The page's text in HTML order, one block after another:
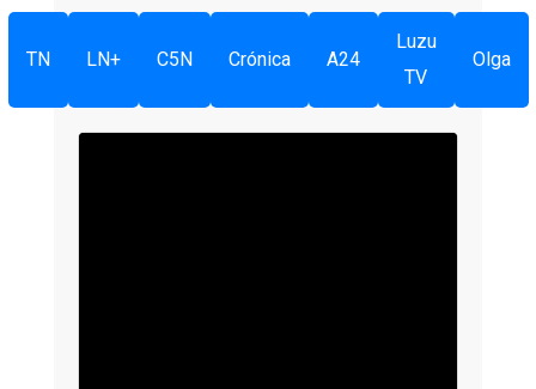
TN LN+ C5N Crónica A24
Luzu
TV
Olga